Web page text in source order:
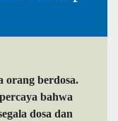
orang berdosa.
bahwa
dosa dan